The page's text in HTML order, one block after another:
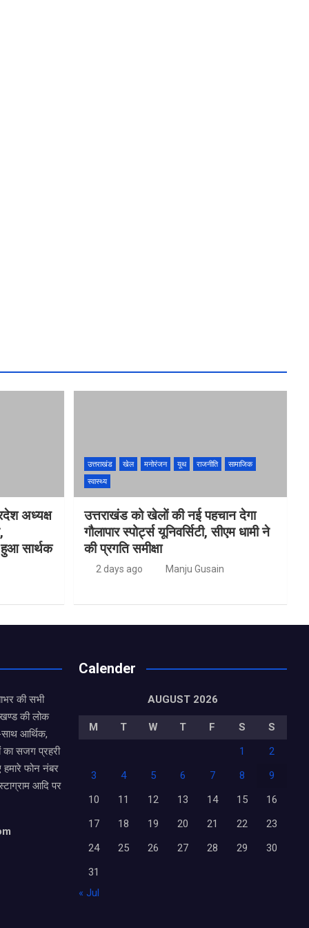
अध्यक्ष
सार्थक
उत्तराखंड खेल मनोरंजन यूथ राजनीति
सामाजिक
स्वास्थ्य
उत्तराखंड को खेलों की नई पहचान देगा
गौलापार स्पोर्ट्स यूनिवर्सिटी, सीएम धामी ने
की प्रगति समीक्षा
2 days ago Manju Gusain
की सभी
की लोक
आर्थिक,
का सजग प्रहरी
फोन नंबर
आदि पर
Calender
AUGUST 2026
M T W T F S
S
1
2
3
4 5 6 7 8
9
10
11 12 13 14 15
16
17
18 19 20 21 22
23
24
25 26 27 28 29
30
31
« Jul